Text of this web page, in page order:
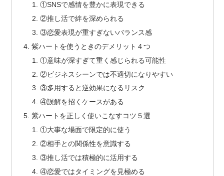
①SNSで感情を豊かに表現できる
②推し活で絆を深められる
③恋愛表現が重すぎないバランス感
紫ハートを使うときのデメリット４つ
①意味が深すぎて重く感じられる可能性
②ビジネスシーンでは不適切になりやすい
③多用すると逆効果になるリスク
④誤解を招くケースがある
紫ハートを正しく使いこなすコツ５選
①大事な場面で限定的に使う
②相手との関係性を意識する
③推し活では積極的に活用する
④恋愛ではタイミングを見極める